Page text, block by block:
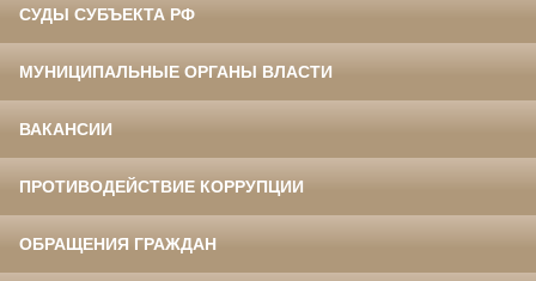
СУДЫ СУБЪЕКТА РФ
МУНИЦИПАЛЬНЫЕ ОРГАНЫ ВЛАСТИ
ВАКАНСИИ
ПРОТИВОДЕЙСТВИЕ КОРРУПЦИИ
ОБРАЩЕНИЯ ГРАЖДАН